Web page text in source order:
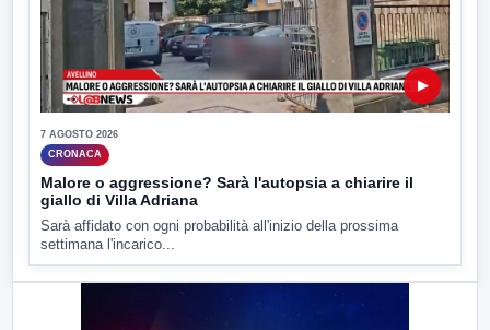
▶
7 AGOSTO 2026
CRONACA
Malore o aggressione? Sarà l'autopsia a chiarire il
giallo di Villa Adriana
Sarà affidato con ogni probabilità all'inizio della prossima
settimana l'incarico...